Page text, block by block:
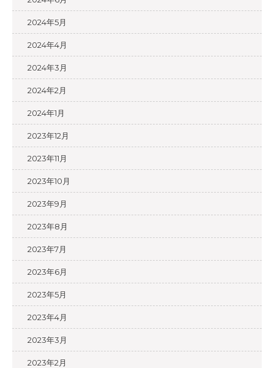
2024年5月
2024年4月
2024年3月
2024年2月
2024年1月
2023年12月
2023年11月
2023年10月
2023年9月
2023年8月
2023年7月
2023年6月
2023年5月
2023年4月
2023年3月
2023年2月